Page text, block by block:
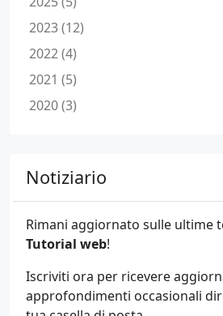
2023 (12)
2022 (4)
2021 (5)
2020 (3)
Notiziario
Rimani aggiornato sulle ultime
Tutorial web!
Iscriviti ora per ricevere
approfondimenti occasionali